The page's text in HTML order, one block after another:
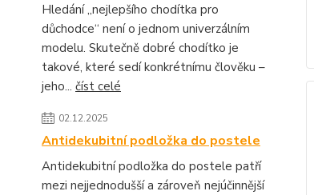
Hledání „nejlepšího chodítka pro
důchodce“ není o jednom univerzálním
modelu. Skutečně dobré chodítko je
takové, které sedí konkrétnímu člověku –
jeho... číst celé
02.12.2025
Antidekubitní podložka do postele
Antidekubitní podložka do postele patří
mezi nejjednodušší a zároveň nejúčinnější